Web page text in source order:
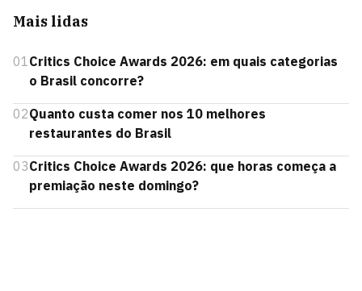
Mais lidas
01Critics Choice Awards 2026: em quais categorias
o Brasil concorre?
02Quanto custa comer nos 10 melhores
restaurantes do Brasil
03Critics Choice Awards 2026: que horas começa a
premiação neste domingo?